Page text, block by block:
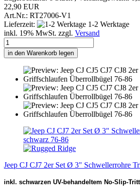
22,90 EUR
Art.Nr.: RT27006-V1
Lieferzeit:
1-2 Werktage
inkl. 19% MwSt. zzgl. Versand
in den Warenkorb legen
Jeep CJ CJ7 2er Set Ø 3" Schwellerrohre
inkl. schwarzen UV-behandeltem No‑Slip-